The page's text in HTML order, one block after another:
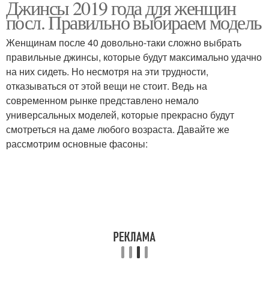
Джинсы 2019 года для женщин
посл. Правильно выбираем модель
Женщинам после 40 довольно-таки сложно выбрать
правильные джинсы, которые будут максимально удачно
на них сидеть. Но несмотря на эти трудности,
отказываться от этой вещи не стоит. Ведь на
современном рынке представлено немало
универсальных моделей, которые прекрасно будут
смотреться на даме любого возраста. Давайте же
рассмотрим основные фасоны: